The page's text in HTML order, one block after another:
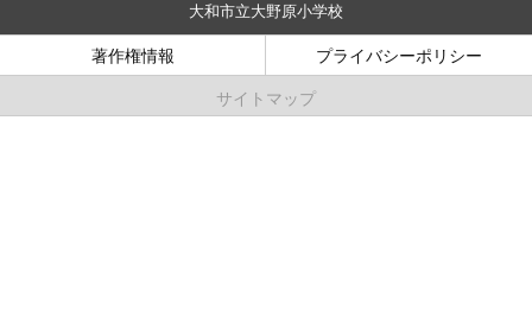
大和市立大野原小学校
著作権情報 プライバシーポリシー
サイトマップ